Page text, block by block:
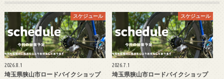
スケジュール
2026.8.1
埼玉県狭山市ロードバイクショップ
スケジュール
2026.7.1
埼玉県狭山市ロードバイクショップ